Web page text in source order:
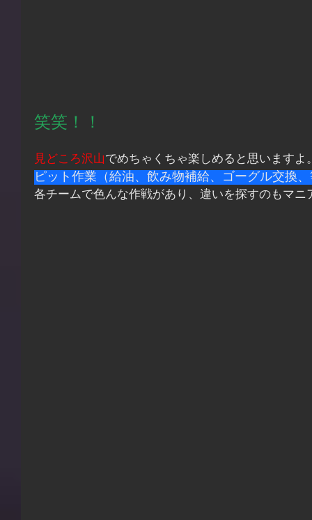
笑笑！！
見どころ沢山でめちゃくちゃ楽しめると思いますよ
ピット作業（給油、飲み物補給、ゴーグル交換
各チームで色んな作戦があり、違いを探すのもマニ